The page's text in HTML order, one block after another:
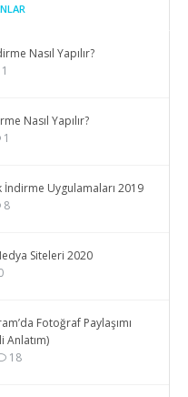
Nasıl Yapılır?
Nasıl Yapılır?
1
İndirme Uygulamaları 2019
8
Siteleri 2020
Fotoğraf Paylaşımı
Anlatım)
18